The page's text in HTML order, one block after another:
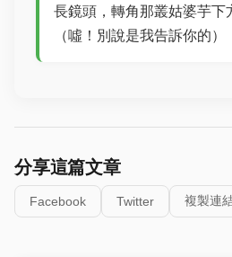
長鏡頭，轉角那叢姑婆芋下
（噓！別說是我告訴你的）
分享這篇文章
Facebook Twitter 複製連